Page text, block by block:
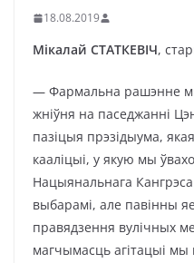
18.08.2019
Мікалай СТАТКЕВІЧ,
— Фармальна рашэнне
жніўня на паседжанні
пазіцыя прэзідыума,
кааліцыі, у якую мы
Нацыянальнага
выбарамі, але павінны
правядзення вулічных
магчымасць агітацыі